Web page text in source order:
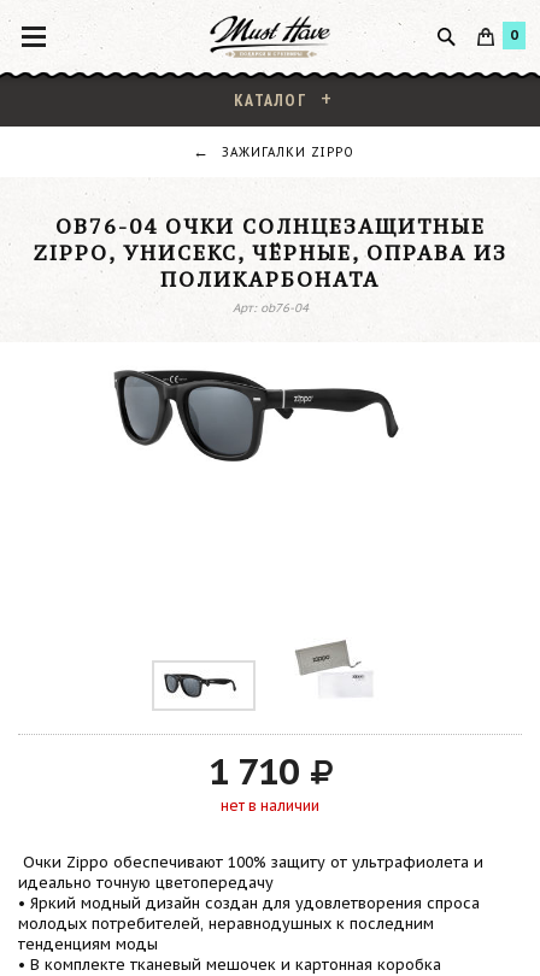
0
КАТАЛОГ
ЗАЖИГАЛКИ ZIPPO
OB76-04 ОЧКИ СОЛНЦЕЗАЩИТНЫЕ
ZIPPO, УНИСЕКС, ЧЁРНЫЕ, ОПРАВА ИЗ
ПОЛИКАРБОНАТА
Арт: ob76-04
1 710
нет в наличии
Очки Zippo обеспечивают 100% защиту от ультрафиолета и
идеально точную цветопередачу
• Яркий модный дизайн создан для удовлетворения спроса
молодых потребителей, неравнодушных к последним
тенденциям моды
• В комплекте тканевый мешочек и картонная коробка